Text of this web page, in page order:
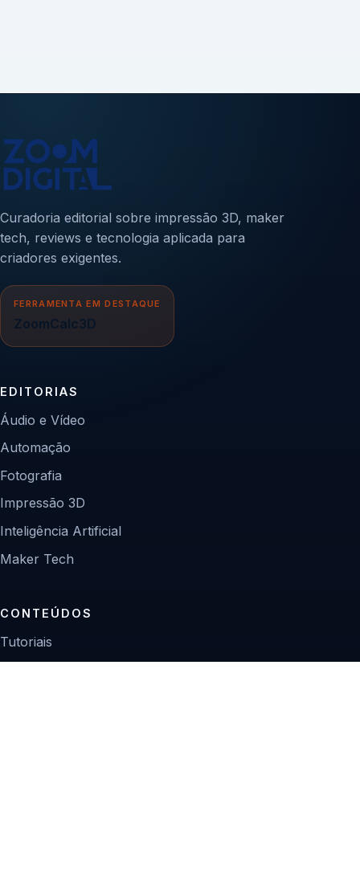
Curadoria editorial sobre impressão 3D, maker
tech, reviews e tecnologia aplicada para
criadores exigentes.
FERRAMENTA EM DESTAQUE
ZoomCalc3D
EDITORIAS
Áudio e Vídeo
Automação
Fotografia
Impressão 3D
Inteligência Artificial
Maker Tech
CONTEÚDOS
Tutoriais